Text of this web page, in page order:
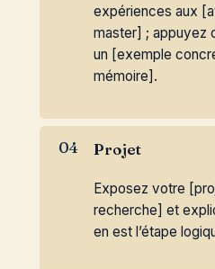
expériences aux
master] ; appuyez
un [exemple
mémoire].
Projet
Exposez votre
recherche] et
en est l’étape